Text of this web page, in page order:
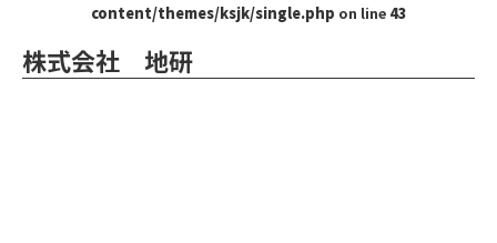
content/themes/ksjk/single.php on line 43
株式会社 地研